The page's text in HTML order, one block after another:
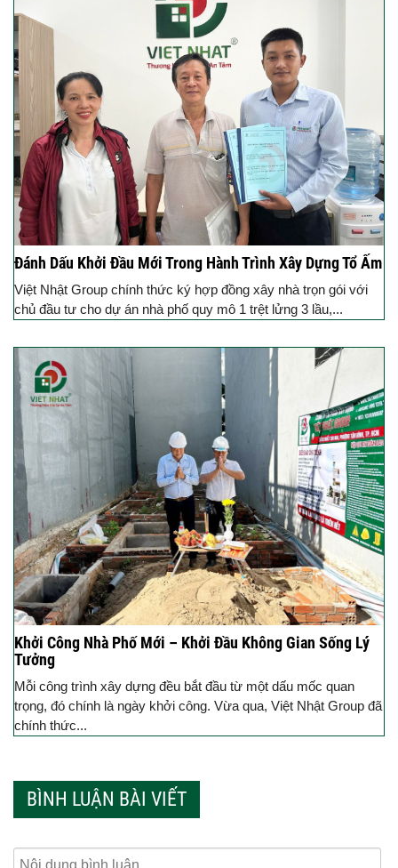
Đánh Dấu Khởi Đầu Mới Trong Hành Trình Xây Dựng Tổ Ấm
Việt Nhật Group chính thức ký hợp đồng xây nhà trọn gói với
chủ đầu tư cho dự án nhà phố quy mô 1 trệt lửng 3 lầu,...
Khởi Công Nhà Phố Mới – Khởi Đầu Không Gian Sống Lý
Tưởng
Mỗi công trình xây dựng đều bắt đầu từ một dấu mốc quan
trọng, đó chính là ngày khởi công. Vừa qua, Việt Nhật Group đã
chính thức...
BÌNH LUẬN BÀI VIẾT